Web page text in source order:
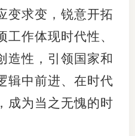
变求变，锐意开拓
作体现时代性、
造性，引领国家和
辑中前进、在时代
成为当之无愧的时